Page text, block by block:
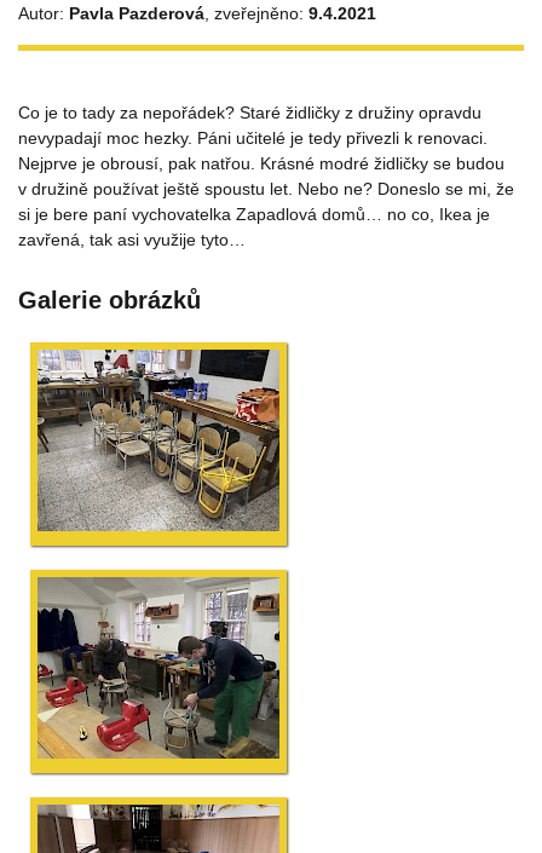
Autor: Pavla Pazderová , zveřejněno: 9.4.2021
Co je to tady za nepořádek? Staré židličky z družiny opravdu
nevypadají moc hezky. Páni učitelé je tedy přivezli k renovaci.
Nejprve je obrousí, pak natřou. Krásné modré židličky se budou
v družině používat ještě spoustu let. Nebo ne? Doneslo se mi, že
si je bere paní vychovatelka Zapadlová domů… no co, Ikea je
zavřená, tak asi využije tyto…
Galerie obrázků